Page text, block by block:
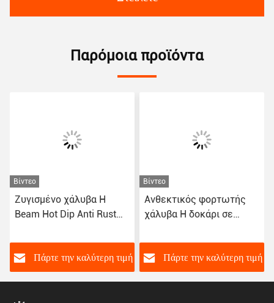
Παρόμοια προϊόντα
Βίντεο
Ζυγισμένο χάλυβα H
Beam Hot Dip Anti Rust
κατασκευαστικά έργα
Πάρτε την καλύτερη τιμή
Βίντεο
Ανθεκτικός φορτωτής
χάλυβα H δοκάρι σε
αξιόπιστη υπηρεσία
συγκόλλησης
Πάρτε την καλύτερη τιμή